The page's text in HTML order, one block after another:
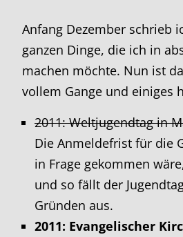
Anfang Dezember schrieb
ganzen Dinge, die ich in
machen möchte. Nun ist
vollem Gange und einiges
2011: Weltjugendtag in
Die Anmeldefrist für die
in Frage gekommen
und so fällt der
Gründen aus.
2011: Evangelischer